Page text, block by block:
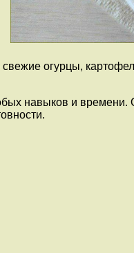
огурцы,
навыков и